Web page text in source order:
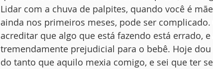
Lidar com a chuva de palpites, quando você é
ainda nos primeiros meses, pode ser
acreditar que algo que está fazendo está errado,
tremendamente prejudicial para o bebê. Hoje
do tanto que aquilo mexia comigo, e sei que ter